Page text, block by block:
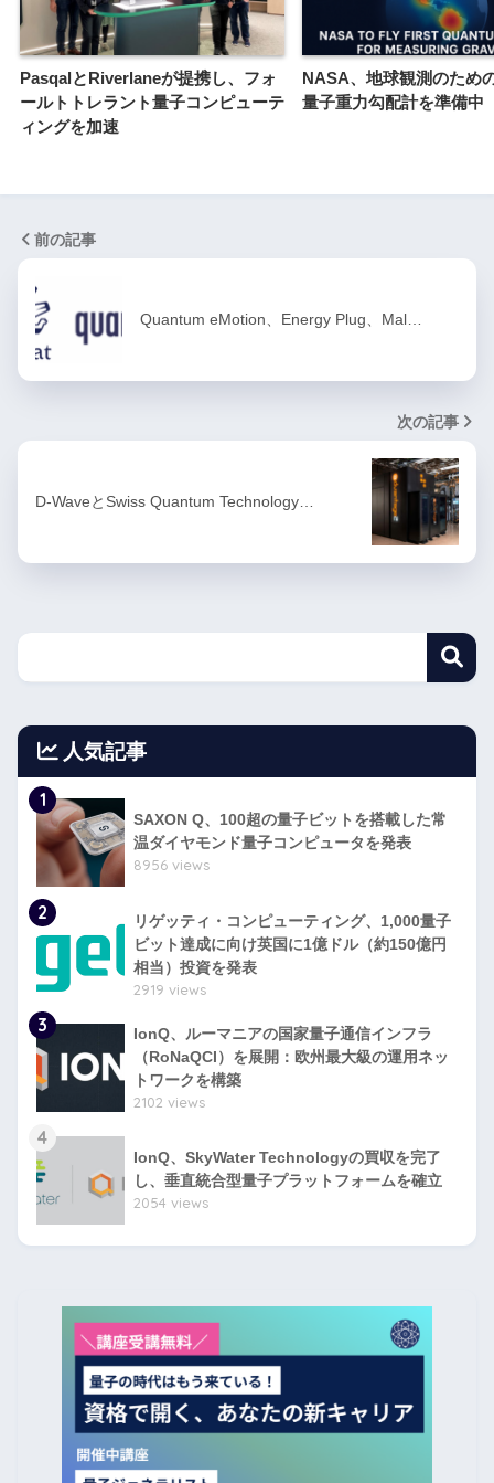
PasqalとRiverlaneが提携し、フォ
ールトトレラント量子コンピューテ
ィングを加速
NASA、地球観測のため
量子重力勾配計を準備中
前の記事
Quantum eMotion、Energy Plug、Mal…
次の記事
D-WaveとSwiss Quantum Technology…
人気記事
1
SAXON Q、100超の量子ビットを搭載した常
温ダイヤモンド量子コンピュータを発表
8956 views
2
リゲッティ・コンピューティング、1,000量子
ビット達成に向け英国に1億ドル（約150億円
相当）投資を発表
2919 views
3
IonQ、ルーマニアの国家量子通信インフラ
（RoNaQCI）を展開：欧州最大級の運用ネッ
トワークを構築
2102 views
4
IonQ、SkyWater Technologyの買収を完了
し、垂直統合型量子プラットフォームを確立
2054 views